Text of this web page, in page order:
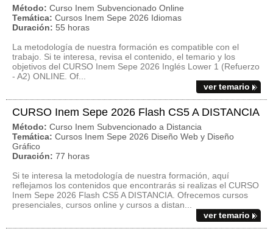
Método: Curso Inem Subvencionado Online
Temática: Cursos Inem Sepe 2026 Idiomas
Duración: 55 horas
La metodología de nuestra formación es compatible con el
trabajo. Si te interesa, revisa el contenido, el temario y los
objetivos del CURSO Inem Sepe 2026 Inglés Lower 1 (Refuerzo
- A2) ONLINE. Of...
ver temario
CURSO Inem Sepe 2026 Flash CS5 A DISTANCIA
Método: Curso Inem Subvencionado a Distancia
Temática: Cursos Inem Sepe 2026 Diseño Web y Diseño
Gráfico
Duración: 77 horas
Si te interesa la metodología de nuestra formación, aquí
reflejamos los contenidos que encontrarás si realizas el CURSO
Inem Sepe 2026 Flash CS5 A DISTANCIA. Ofrecemos cursos
presenciales, cursos online y cursos a distan...
ver temario